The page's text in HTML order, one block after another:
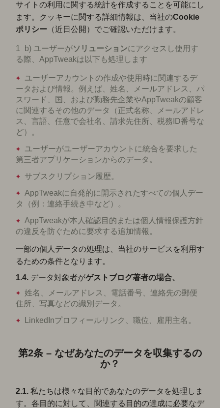
サイトの利用に関する統計を作成することを可能にし
ます。クッキーに関する詳細情報は、当社のCookie
ポリシー （近日公開）でご確認いただけます。
b) ユーザーがソリューションにアクセスし使用す
る際、AppTweakは以下も処理します
ユーザーアカウントの作成や使用時に関連するデ
ータおよび情報。例えば、姓名、メールアドレス、パ
スワード、国、および勤務先企業やAppTweakの顧客
に関連するその他のデータ（正式名称、メールアドレ
ス、言語、任意で会社名、請求先住所、税務ID番号な
ど）。
ユーザーがユーザーアカウントに統合を要求した
第三者アプリケーションからのデータ。
サブスクリプション履歴。
AppTweakに自発的に開示されたすべての個人デー
タ（例：連絡手続き中など）。
AppTweakが本人確認目的または個人情報保護方針
の違反を防ぐために要求する追加情報。
一部の個人データの処理は、当社のサービスを利用す
るための条件となります。
1.4. データ対象者がゲストブログ著者の場合、
姓名、メールアドレス、電話番号、連絡先の郵便
住所、写真などの識別データ。
LinkedInプロフィールリンク、職位、雇用主名。
第2条 – なぜあなたのデータを収集するの
か？
2.1. 私たちは様々な目的であなたのデータを処理しま
す。各目的に対して、関連する目的の達成に必要なデ